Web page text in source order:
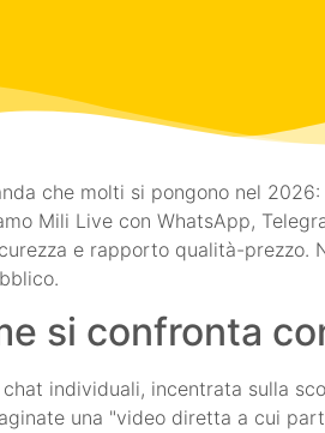
che molti si pongono nel
Mili Live con WhatsApp,
e rapporto qualità-prezzo.
si confronta
individuali, incentrata sulla
una "video diretta a cui